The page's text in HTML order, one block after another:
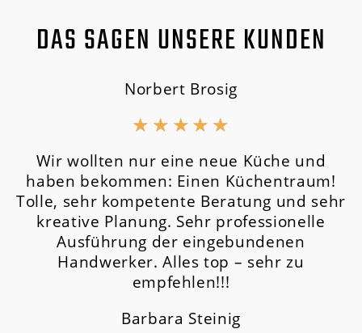
DAS SAGEN UNSERE KUNDEN
Norbert Brosig
★ ★ ★ ★ ★
Wir wollten nur eine neue Küche und
haben bekommen: Einen Küchentraum!
Tolle, sehr kompetente Beratung und sehr
kreative Planung. Sehr professionelle
Ausführung der eingebundenen
Handwerker. Alles top – sehr zu
empfehlen!!!
Barbara Steinig